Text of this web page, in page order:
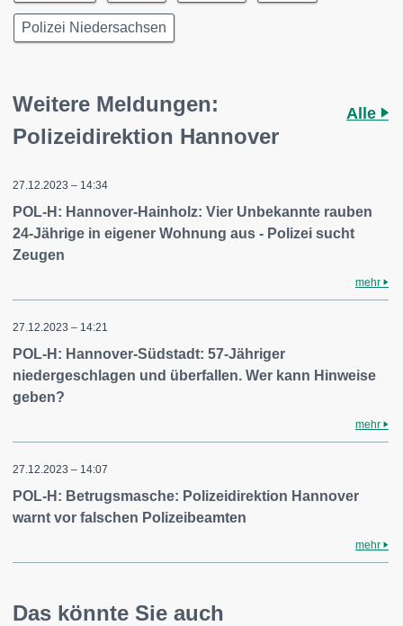
Polizei Niedersachsen
Weitere Meldungen:
Polizeidirektion Hannover
Alle
27.12.2023 – 14:34
POL-H: Hannover-Hainholz: Vier Unbekannte rauben
24-Jährige in eigener Wohnung aus - Polizei sucht
Zeugen
mehr
27.12.2023 – 14:21
POL-H: Hannover-Südstadt: 57-Jähriger
niedergeschlagen und überfallen. Wer kann Hinweise
geben?
mehr
27.12.2023 – 14:07
POL-H: Betrugsmasche: Polizeidirektion Hannover
warnt vor falschen Polizeibeamten
mehr
Das könnte Sie auch